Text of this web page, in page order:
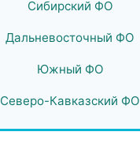
Сибирский ФО
Дальневосточный ФО
Южный ФО
Северо-Кавказский ФО